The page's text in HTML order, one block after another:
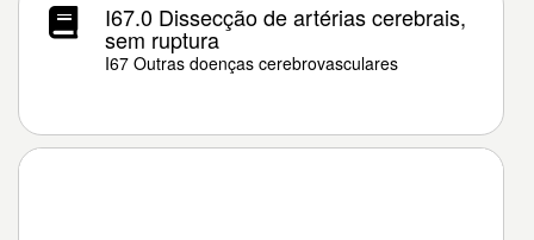
I67.0 Dissecção de artérias cerebrais,
sem ruptura
I67 Outras doenças cerebrovasculares